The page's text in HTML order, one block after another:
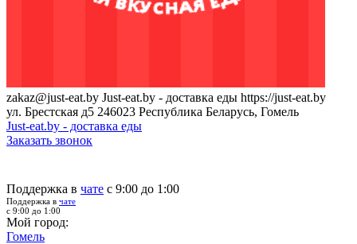
zakaz@just-eat.by Just-eat.by - доставка еды https://just-eat.by
ул. Брестская д5 246023 Республика Беларусь, Гомель
Just-eat.by - доставка еды
Заказать звонок
Поддержка в чате с 9:00 до 1:00
Поддержка в чате
с 9:00 до 1:00
Мой город:
Гомель